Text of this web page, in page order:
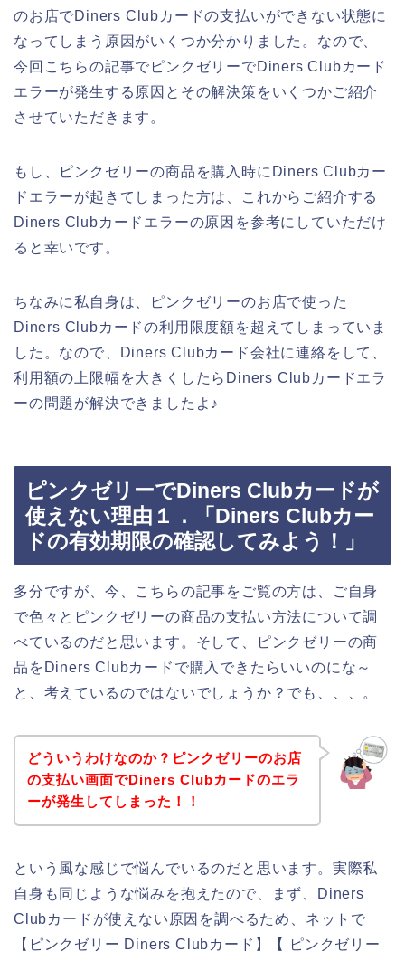
のお店でDiners Clubカードの支払いができない状態に
なってしまう原因がいくつか分かりました。なので、
今回こちらの記事でピンクゼリーでDiners Clubカード
エラーが発生する原因とその解決策をいくつかご紹介
させていただきます。
もし、ピンクゼリーの商品を購入時にDiners Clubカー
ドエラーが起きてしまった方は、これからご紹介する
Diners Clubカードエラーの原因を参考にしていただけ
ると幸いです。
ちなみに私自身は、ピンクゼリーのお店で使った
Diners Clubカードの利用限度額を超えてしまっていま
した。なので、Diners Clubカード会社に連絡をして、
利用額の上限幅を大きくしたらDiners Clubカードエラ
ーの問題が解決できましたよ♪
ピンクゼリーでDiners Clubカードが
使えない理由１．「Diners Clubカー
ドの有効期限の確認してみよう！」
多分ですが、今、こちらの記事をご覧の方は、ご自身
で色々とピンクゼリーの商品の支払い方法について調
べているのだと思います。そして、ピンクゼリーの商
品をDiners Clubカードで購入できたらいいのにな～
と、考えているのではないでしょうか？でも、、、。
どういうわけなのか？ピンクゼリーのお店
の支払い画面でDiners Clubカードのエラ
ーが発生してしまった！！
という風な感じで悩んでいるのだと思います。実際私
自身も同じような悩みを抱えたので、まず、Diners
Clubカードが使えない原因を調べるため、ネットで
【ピンクゼリー Diners Clubカード】【 ピンクゼリー